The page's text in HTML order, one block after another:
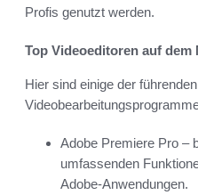
Profis genutzt werden.
Top Videoeditoren auf dem
Hier sind einige der führenden
Adobe Premiere Pro –
umfassenden
Adobe-Anwendungen.